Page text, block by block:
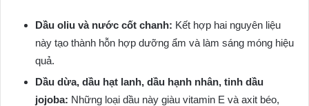
Dầu oliu và nước cốt chanh: Kết hợp hai nguyên liệu
này tạo thành hỗn hợp dưỡng ẩm và làm sáng móng hiệu
quả.
Dầu dừa, dầu hạt lanh, dầu hạnh nhân, tinh dầu
jojoba: Những loại dầu này giàu vitamin E và axit béo,